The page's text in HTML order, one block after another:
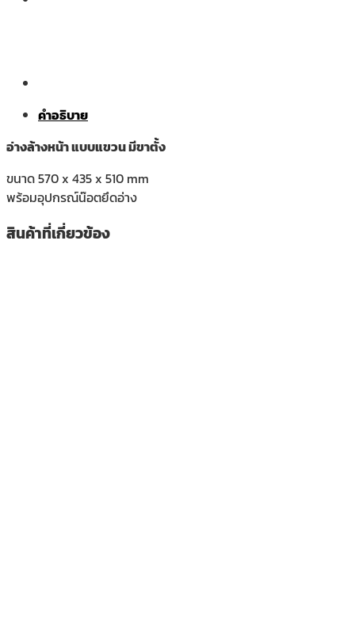
คำอธิบาย
อ่างล้างหน้า แบบแขวน มีขาตั้ง
ขนาด 570 x 435 x 510 mm
พร้อมอุปกรณ์น๊อตยึดอ่าง
สินค้าที่เกี่ยวข้อง